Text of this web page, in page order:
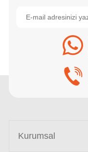
Kurumsal